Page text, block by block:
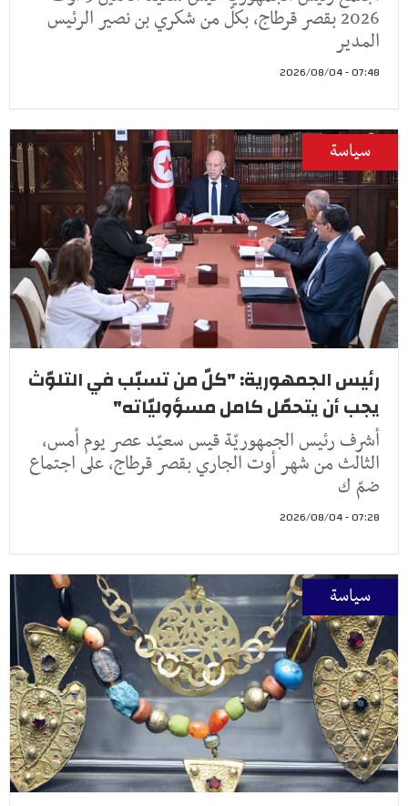
2026 بقصر قرطاج، بكلّ من شكري بن نصير الرئيس
المدير
07:48 - 2026/08/04
سياسة
رئيس الجمهورية: "كلّ من تسبّب في التلوّث
يجب أن يتحمّل كامل مسؤوليّاته"
أشرف رئيس الجمهوريّة قيس سعيّد عصر يوم أمس،
الثالث من شهر أوت الجاري بقصر قرطاج، على اجتماع
ضمّ ك
07:28 - 2026/08/04
سياسة